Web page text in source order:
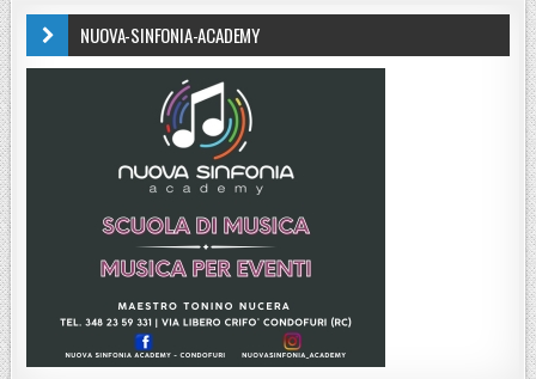
NUOVA-SINFONIA-ACADEMY